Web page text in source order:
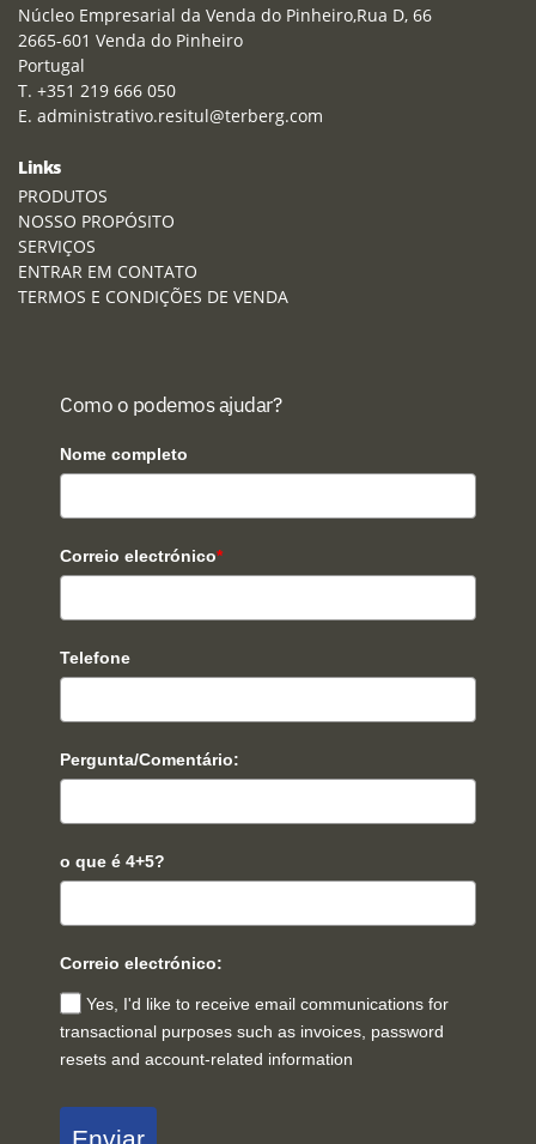
Núcleo Empresarial da Venda do Pinheiro,Rua D, 66
2665-601 Venda do Pinheiro
Portugal
T. +351 219 666 050
E. administrativo.resitul@terberg.com
Links
PRODUTOS
NOSSO PROPÓSITO
SERVIÇOS
ENTRAR EM CONTATO
TERMOS E CONDIÇÕES DE VENDA
Como o podemos ajudar?
Nome completo
Correio electrónico*
Telefone
Pergunta/Comentário:
o que é 4+5?
Correio electrónico:
Yes, I'd like to receive email communications for
transactional purposes such as invoices, password
resets and account-related information